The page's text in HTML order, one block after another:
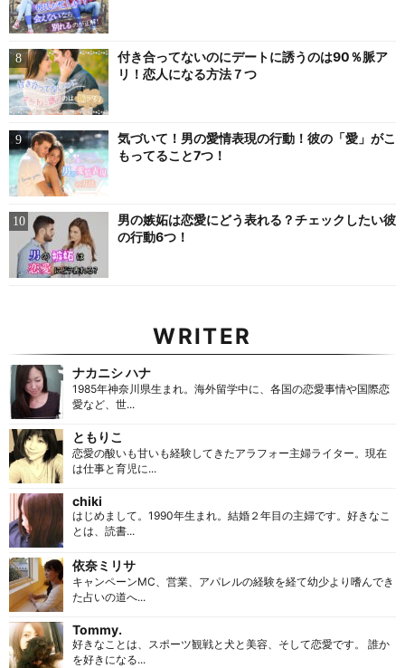
付き合ってないのにデートに誘うのは90％脈ア
リ！恋人になる方法７つ
気づいて！男の愛情表現の行動！彼の「愛」がこ
もってること7つ！
男の嫉妬は恋愛にどう表れる？チェックしたい彼
の行動6つ！
WRITER
ナカニシ ハナ
1985年神奈川県生まれ。海外留学中に、各国の恋愛事情や国際恋
愛など、世...
ともりこ
恋愛の酸いも甘いも経験してきたアラフォー主婦ライター。現在
は仕事と育児に...
chiki
はじめまして。1990年生まれ。結婚２年目の主婦です。好きなこ
とは、読書...
依奈ミリサ
キャンペーンMC、営業、アパレルの経験を経て幼少より嗜んでき
た占いの道へ...
Tommy.
好きなことは、スポーツ観戦と犬と美容、そして恋愛です。 誰か
を好きになる...